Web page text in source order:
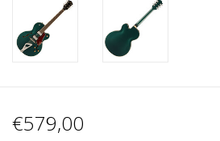
Star-Club Merch
Noten-Zubehör
€579,00